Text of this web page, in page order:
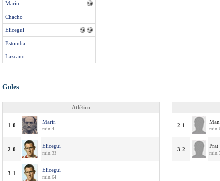
Marín
Chacho
Elícegui
Estomba
Lazcano
Goles
Atlético
1-0
Marín
min.4
2-0
Elícegui
min.33
3-1
Elícegui
min.64
2-1
3-2
Prat